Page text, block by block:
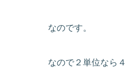
なのです。
なので２単位なら